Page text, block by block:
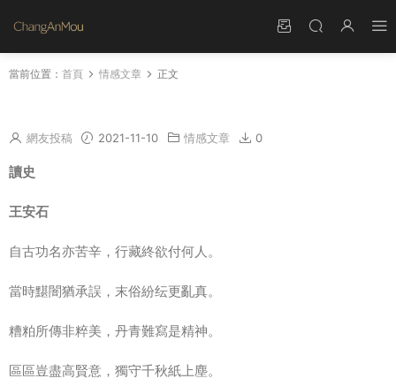
當前位置： 首頁 情感文章 正文
網友投稿 2021-11-10 情感文章 0
讀史
王安石
自古功名亦苦辛，行藏終欲付何人。
當時黮闇猶承誤，末俗紛纭更亂真。
糟粕所傳非粹美，丹青難寫是精神。
區區豈盡高賢意，獨守千秋紙上塵。